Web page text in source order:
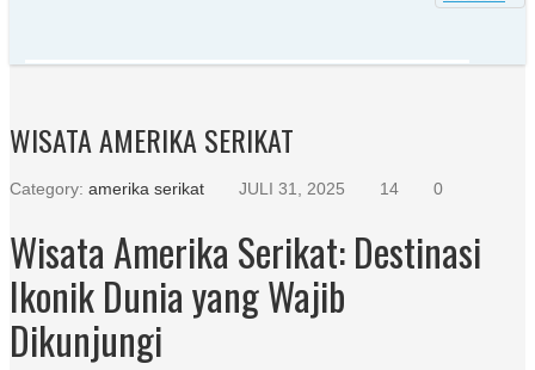
WISATA AMERIKA SERIKAT
Category: amerika serikat JULI 31, 2025 14 0
Wisata Amerika Serikat: Destinasi
Ikonik Dunia yang Wajib
Dikunjungi